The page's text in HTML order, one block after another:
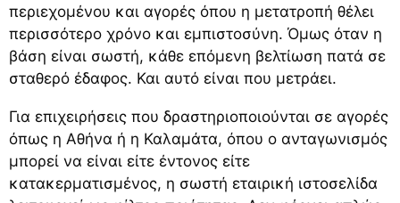
περιεχομένου και αγορές όπου η μετατροπή θέλει
περισσότερο χρόνο και εμπιστοσύνη. Όμως όταν η
βάση είναι σωστή, κάθε επόμενη βελτίωση πατά σε
σταθερό έδαφος. Και αυτό είναι που μετράει.
Για επιχειρήσεις που δραστηριοποιούνται σε αγορές
όπως η Αθήνα ή η Καλαμάτα, όπου ο ανταγωνισμός
μπορεί να είναι είτε έντονος είτε
κατακερματισμένος, η σωστή εταιρική ιστοσελίδα